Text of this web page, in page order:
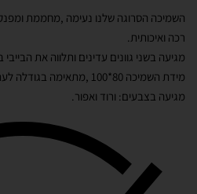
רכה ואיכותית.
מגיעה בשני גוונים עדינים ותלווה את
מידת השמיכה 80*100 ,מתאימה בגודלה לעריסה, למיטה ולעגלה.
מגיעה בצבעים: ורוד ואפור.